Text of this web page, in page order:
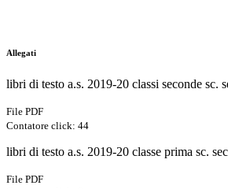
Allegati
libri di testo a.s. 2019-20 classi seconde sc.
File PDF
Contatore click: 44
libri di testo a.s. 2019-20 classe prima sc.
File PDF